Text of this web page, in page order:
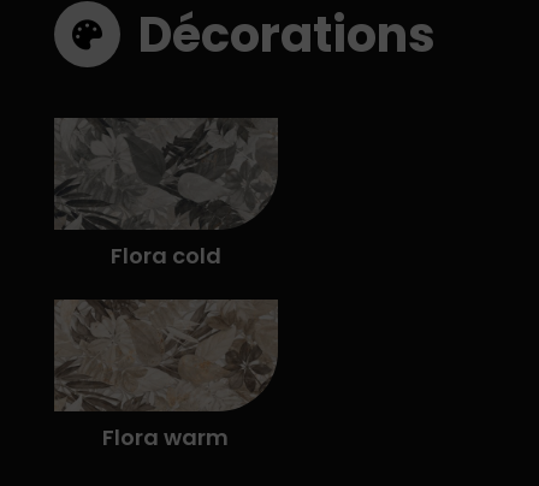
Décorations
Flora cold
Flora warm